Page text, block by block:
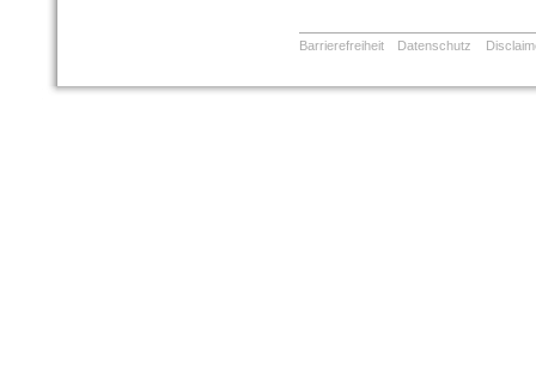
Barrierefreiheit Datenschutz